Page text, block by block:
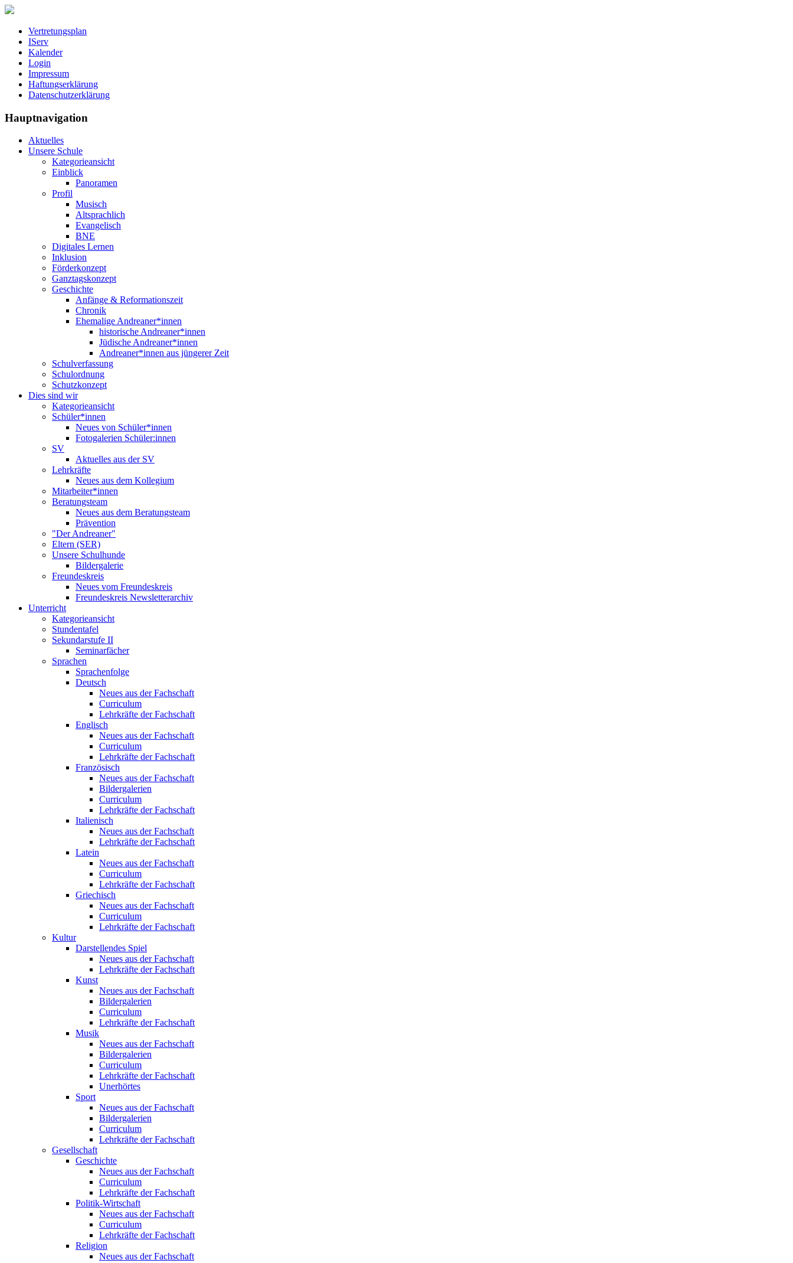
Vertretungsplan
IServ
Kalender
Login
Impressum
Haftungserklärung
Datenschutzerklärung
Hauptnavigation
Aktuelles
Unsere Schule
Kategorieansicht
Einblick
Panoramen
Profil
Musisch
Altsprachlich
Evangelisch
BNE
Digitales Lernen
Inklusion
Förderkonzept
Ganztagskonzept
Geschichte
Anfänge & Reformationszeit
Chronik
Ehemalige Andreaner*innen
historische Andreaner*innen
Jüdische Andreaner*innen
Andreaner*innen aus jüngerer Zeit
Schulverfassung
Schulordnung
Schutzkonzept
Dies sind wir
Kategorieansicht
Schüler*innen
Neues von Schüler*innen
Fotogalerien Schüler:innen
SV
Aktuelles aus der SV
Lehrkräfte
Neues aus dem Kollegium
Mitarbeiter*innen
Beratungsteam
Neues aus dem Beratungsteam
Prävention
"Der Andreaner"
Eltern (SER)
Unsere Schulhunde
Bildergalerie
Freundeskreis
Neues vom Freundeskreis
Freundeskreis Newsletterarchiv
Unterricht
Kategorieansicht
Stundentafel
Sekundarstufe II
Seminarfächer
Sprachen
Sprachenfolge
Deutsch
Neues aus der Fachschaft
Curriculum
Lehrkräfte der Fachschaft
Englisch
Neues aus der Fachschaft
Curriculum
Lehrkräfte der Fachschaft
Französisch
Neues aus der Fachschaft
Bildergalerien
Curriculum
Lehrkräfte der Fachschaft
Italienisch
Neues aus der Fachschaft
Lehrkräfte der Fachschaft
Latein
Neues aus der Fachschaft
Curriculum
Lehrkräfte der Fachschaft
Griechisch
Neues aus der Fachschaft
Curriculum
Lehrkräfte der Fachschaft
Kultur
Darstellendes Spiel
Neues aus der Fachschaft
Lehrkräfte der Fachschaft
Kunst
Neues aus der Fachschaft
Bildergalerien
Curriculum
Lehrkräfte der Fachschaft
Musik
Neues aus der Fachschaft
Bildergalerien
Curriculum
Lehrkräfte der Fachschaft
Unerhörtes
Sport
Neues aus der Fachschaft
Bildergalerien
Curriculum
Lehrkräfte der Fachschaft
Gesellschaft
Geschichte
Neues aus der Fachschaft
Curriculum
Lehrkräfte der Fachschaft
Politik-Wirtschaft
Neues aus der Fachschaft
Curriculum
Lehrkräfte der Fachschaft
Religion
Neues aus der Fachschaft